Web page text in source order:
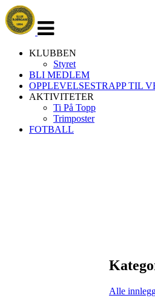
navigasjon
KLUBBEN
Styret
BLI MEDLEM
OPPLEVELSESTRAPP TIL
AKTIVITETER
Ti På Topp
Trimposter
FOTBALL
Alle